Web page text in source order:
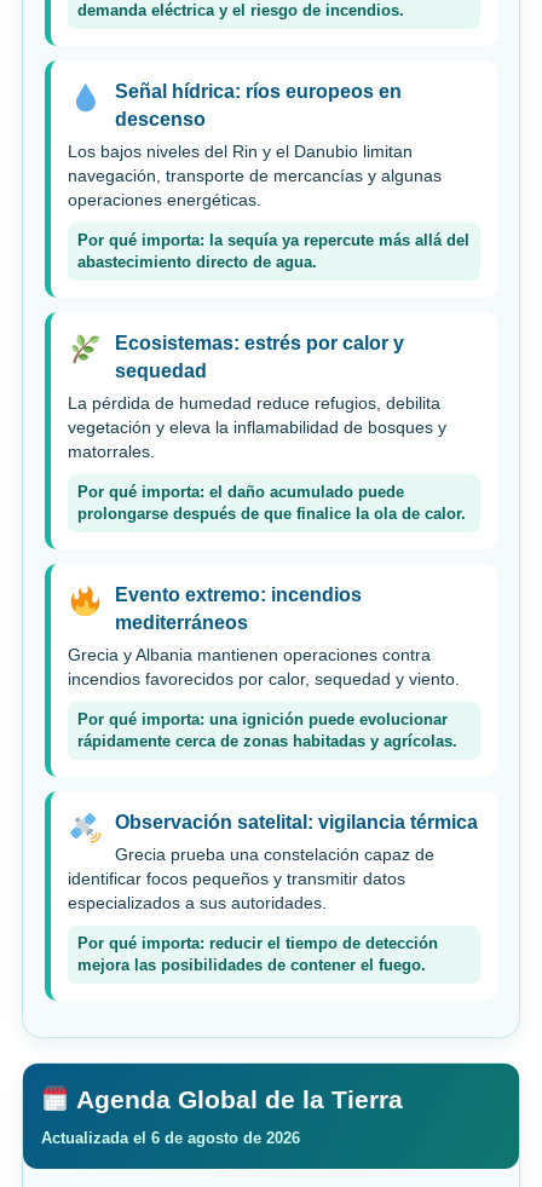
demanda eléctrica y el riesgo de incendios.
Señal hídrica: ríos europeos en
descenso
Los bajos niveles del Rin y el Danubio limitan
navegación, transporte de mercancías y algunas
operaciones energéticas.
Por qué importa: la sequía ya repercute más allá del
abastecimiento directo de agua.
Ecosistemas: estrés por calor y
sequedad
La pérdida de humedad reduce refugios, debilita
vegetación y eleva la inflamabilidad de bosques y
matorrales.
Por qué importa: el daño acumulado puede
prolongarse después de que finalice la ola de calor.
Evento extremo: incendios
mediterráneos
Grecia y Albania mantienen operaciones contra
incendios favorecidos por calor, sequedad y viento.
Por qué importa: una ignición puede evolucionar
rápidamente cerca de zonas habitadas y agrícolas.
Observación satelital: vigilancia térmica
Grecia prueba una constelación capaz de
identificar focos pequeños y transmitir datos
especializados a sus autoridades.
Por qué importa: reducir el tiempo de detección
mejora las posibilidades de contener el fuego.
Agenda Global de la Tierra
Actualizada el 6 de agosto de 2026